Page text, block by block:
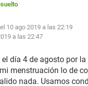
10 ago 2019 a las 22:19
a las 22:47
día 4 de agosto por
menstruación lo de
nada. Usamos